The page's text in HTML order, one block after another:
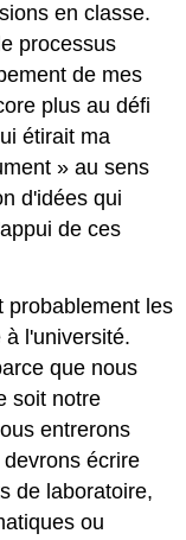
en classe.
processus
de mes
plus au défi
étirait ma
» au sens
d'idées qui
de ces
probablement les
l'université.
que nous
soit notre
entrerons
écrire
de laboratoire,
ou